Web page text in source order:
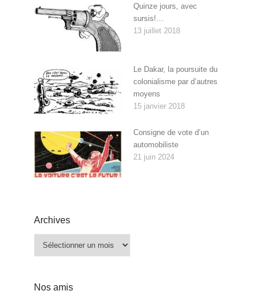
Quinze jours, avec
sursis!…
13 juillet 2018
Le Dakar, la poursuite du
colonialisme par d’autres
moyens
15 janvier 2018
Consigne de vote d’un
automobiliste
21 juin 2024
Archives
Nos amis